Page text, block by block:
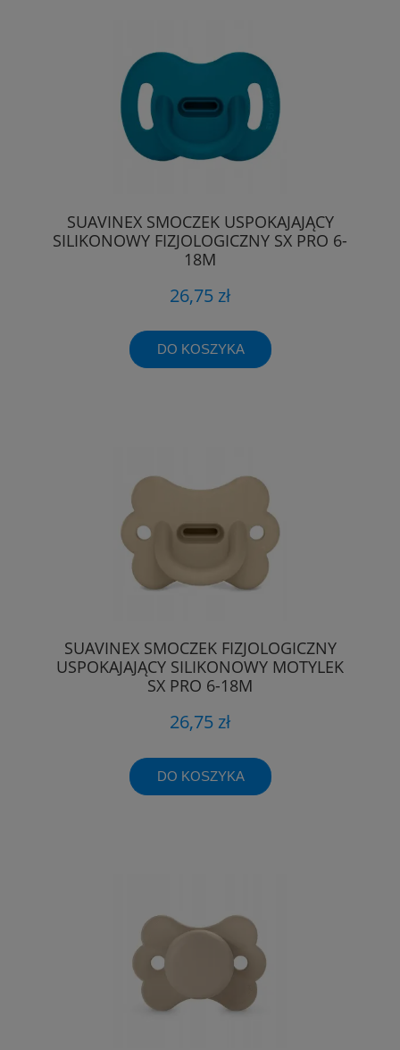
SUAVINEX SMOCZEK USPOKAJAJĄCY
SILIKONOWY FIZJOLOGICZNY SX PRO 6-
18M
26,75 zł
DO KOSZYKA
SUAVINEX SMOCZEK FIZJOLOGICZNY
USPOKAJAJĄCY SILIKONOWY MOTYLEK
SX PRO 6-18M
26,75 zł
DO KOSZYKA